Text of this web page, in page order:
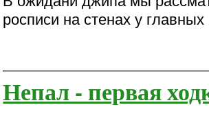
росписи на стенах у главных
Непал - первая